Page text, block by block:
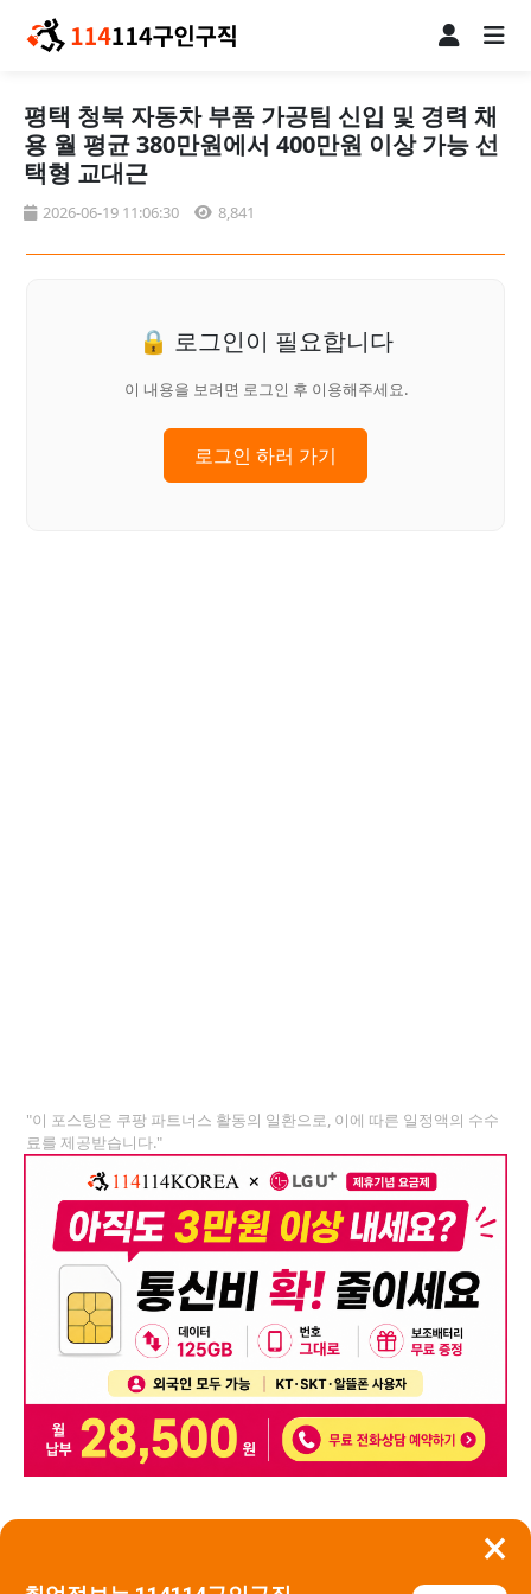
×
평택 청북 자동차 부품 가공팀 신입 및 경력 채
용 월 평균 380만원에서 400만원 이상 가능 선
택형 교대근
2026-06-19 11:06:30 8,841
🔒 로그인이 필요합니다
이 내용을 보려면 로그인 후 이용해주세요.
로그인 하러 가기
"이 포스팅은 쿠팡 파트너스 활동의 일환으로, 이에 따른 일정액의 수수
료를 제공받습니다."